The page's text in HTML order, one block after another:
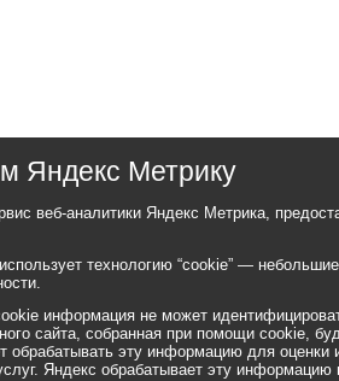
Яндекс Метрику
веб-аналитики Яндекс Метрика,
технологию “cookie” —
информация не может
сайта, собранная при помощи cookie,
обрабатывать эту информацию для оценки
Яндекс обрабатывает эту